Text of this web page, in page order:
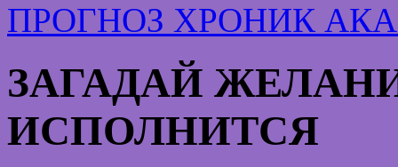
ПРОГНОЗ ХРОНИК
ЗАГАДАЙ
ИСПОЛНИТСЯ